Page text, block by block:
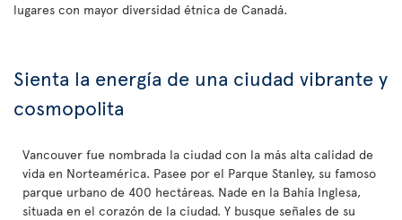
lugares con mayor diversidad étnica de Canadá.
Sienta la energía de una ciudad vibrante y
cosmopolita
Vancouver fue nombrada la ciudad con la más alta calidad de
vida en Norteamérica. Pasee por el Parque Stanley, su famoso
parque urbano de 400 hectáreas. Nade en la Bahía Inglesa,
situada en el corazón de la ciudad. Y busque señales de su